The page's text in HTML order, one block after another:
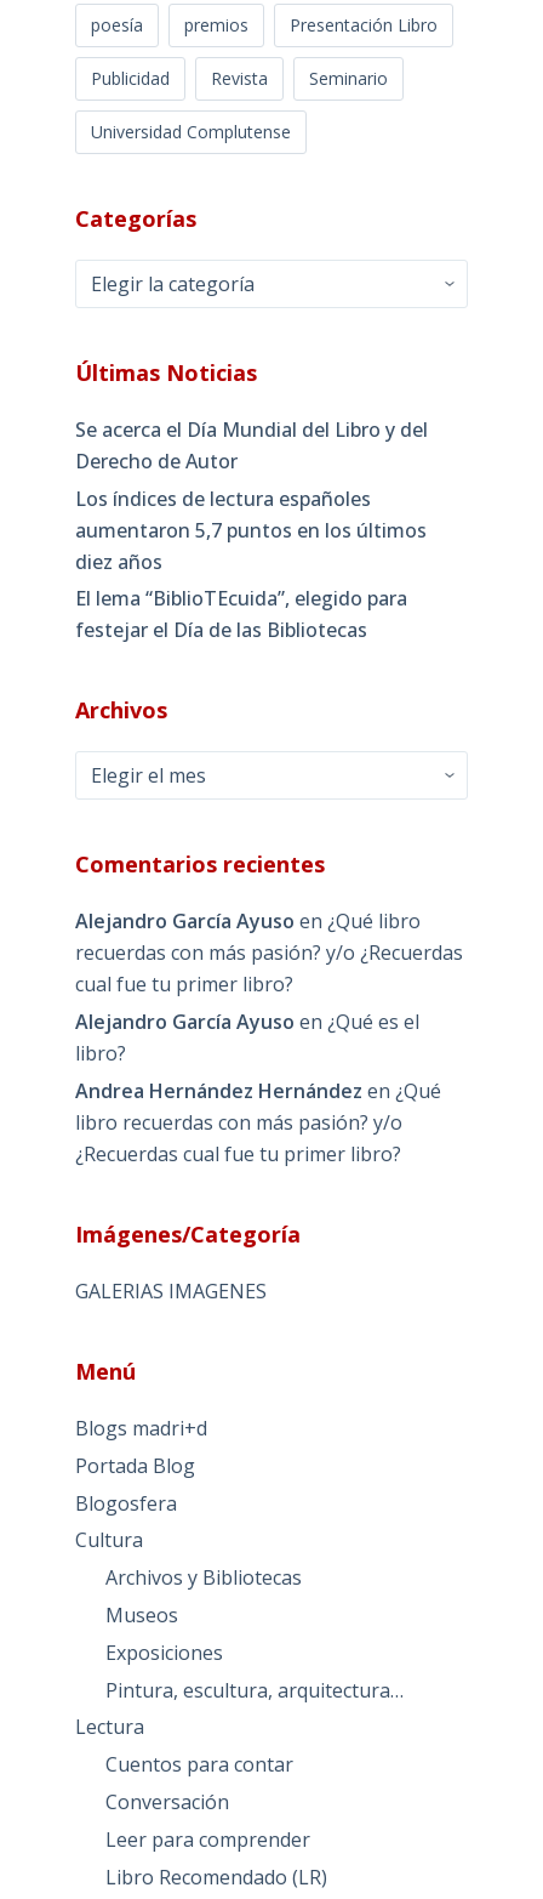
poesía premios Presentación Libro
Publicidad Revista Seminario
Universidad Complutense
Categorías
Categorías
Últimas Noticias
Se acerca el Día Mundial del Libro y del
Derecho de Autor
Los índices de lectura españoles
aumentaron 5,7 puntos en los últimos
diez años
El lema “BiblioTEcuida”, elegido para
festejar el Día de las Bibliotecas
Archivos
Archivos
Comentarios recientes
Alejandro García Ayuso en ¿Qué libro
recuerdas con más pasión? y/o ¿Recuerdas
cual fue tu primer libro?
Alejandro García Ayuso en ¿Qué es el
libro?
Andrea Hernández Hernández en ¿Qué
libro recuerdas con más pasión? y/o
¿Recuerdas cual fue tu primer libro?
Imágenes/Categoría
GALERIAS IMAGENES
Menú
Blogs madri+d
Portada Blog
Blogosfera
Cultura
Archivos y Bibliotecas
Museos
Exposiciones
Pintura, escultura, arquitectura…
Lectura
Cuentos para contar
Conversación
Leer para comprender
Libro Recomendado (LR)